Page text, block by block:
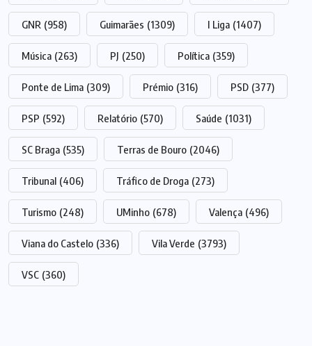
GNR (958) Guimarães (1309) I Liga (1407)
Música (263) PJ (250) Política (359)
Ponte de Lima (309) Prémio (316) PSD (377)
PSP (592) Relatório (570) Saúde (1031)
SC Braga (535) Terras de Bouro (2046)
Tribunal (406) Tráfico de Droga (273)
Turismo (248) UMinho (678) Valença (496)
Viana do Castelo (336) Vila Verde (3793)
VSC (360)